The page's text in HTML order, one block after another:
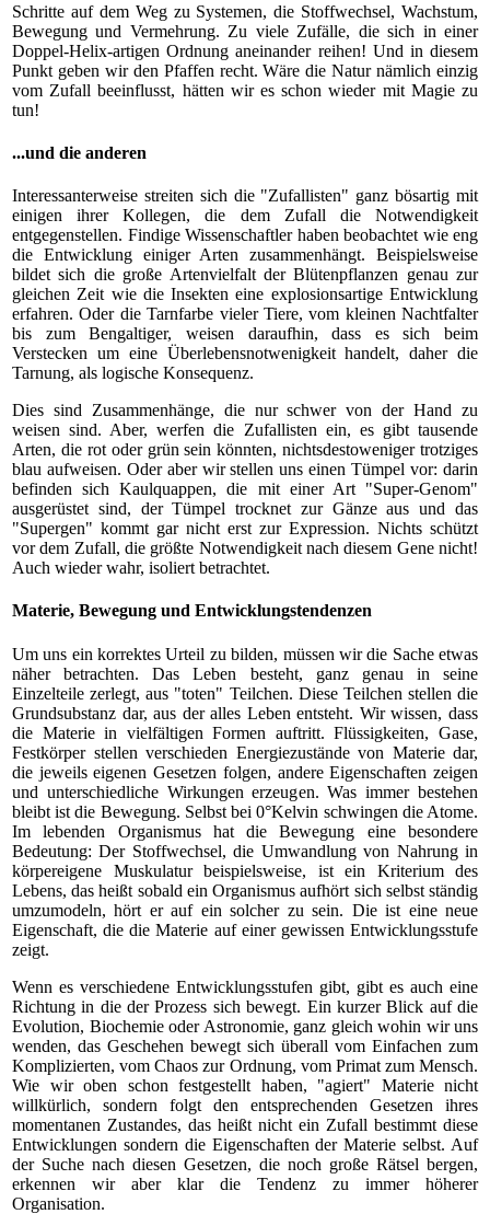
Schritte auf dem Weg zu Systemen, die Stoffwechsel, Wachstum,
Bewegung und Vermehrung. Zu viele Zufälle, die sich in einer
Doppel-Helix-artigen Ordnung aneinander reihen! Und in diesem
Punkt geben wir den Pfaffen recht. Wäre die Natur nämlich einzig
vom Zufall beeinflusst, hätten wir es schon wieder mit Magie zu
tun!
...und die anderen
Interessanterweise streiten sich die "Zufallisten" ganz bösartig mit
einigen ihrer Kollegen, die dem Zufall die Notwendigkeit
entgegenstellen. Findige Wissenschaftler haben beobachtet wie eng
die Entwicklung einiger Arten zusammenhängt. Beispielsweise
bildet sich die große Artenvielfalt der Blütenpflanzen genau zur
gleichen Zeit wie die Insekten eine explosionsartige Entwicklung
erfahren. Oder die Tarnfarbe vieler Tiere, vom kleinen Nachtfalter
bis zum Bengaltiger, weisen daraufhin, dass es sich beim
Verstecken um eine Überlebensnotwenigkeit handelt, daher die
Tarnung, als logische Konsequenz.
Dies sind Zusammenhänge, die nur schwer von der Hand zu
weisen sind. Aber, werfen die Zufallisten ein, es gibt tausende
Arten, die rot oder grün sein könnten, nichtsdestoweniger trotziges
blau aufweisen. Oder aber wir stellen uns einen Tümpel vor: darin
befinden sich Kaulquappen, die mit einer Art "Super-Genom"
ausgerüstet sind, der Tümpel trocknet zur Gänze aus und das
"Supergen" kommt gar nicht erst zur Expression. Nichts schützt
vor dem Zufall, die größte Notwendigkeit nach diesem Gene nicht!
Auch wieder wahr, isoliert betrachtet.
Materie, Bewegung und Entwicklungstendenzen
Um uns ein korrektes Urteil zu bilden, müssen wir die Sache etwas
näher betrachten. Das Leben besteht, ganz genau in seine
Einzelteile zerlegt, aus "toten" Teilchen. Diese Teilchen stellen die
Grundsubstanz dar, aus der alles Leben entsteht. Wir wissen, dass
die Materie in vielfältigen Formen auftritt. Flüssigkeiten, Gase,
Festkörper stellen verschieden Energiezustände von Materie dar,
die jeweils eigenen Gesetzen folgen, andere Eigenschaften zeigen
und unterschiedliche Wirkungen erzeugen. Was immer bestehen
bleibt ist die Bewegung. Selbst bei 0°Kelvin schwingen die Atome.
Im lebenden Organismus hat die Bewegung eine besondere
Bedeutung: Der Stoffwechsel, die Umwandlung von Nahrung in
körpereigene Muskulatur beispielsweise, ist ein Kriterium des
Lebens, das heißt sobald ein Organismus aufhört sich selbst ständig
umzumodeln, hört er auf ein solcher zu sein. Die ist eine neue
Eigenschaft, die die Materie auf einer gewissen Entwicklungsstufe
zeigt.
Wenn es verschiedene Entwicklungsstufen gibt, gibt es auch eine
Richtung in die der Prozess sich bewegt. Ein kurzer Blick auf die
Evolution, Biochemie oder Astronomie, ganz gleich wohin wir uns
wenden, das Geschehen bewegt sich überall vom Einfachen zum
Komplizierten, vom Chaos zur Ordnung, vom Primat zum Mensch.
Wie wir oben schon festgestellt haben, "agiert" Materie nicht
willkürlich, sondern folgt den entsprechenden Gesetzen ihres
momentanen Zustandes, das heißt nicht ein Zufall bestimmt diese
Entwicklungen sondern die Eigenschaften der Materie selbst. Auf
der Suche nach diesen Gesetzen, die noch große Rätsel bergen,
erkennen wir aber klar die Tendenz zu immer höherer
Organisation.